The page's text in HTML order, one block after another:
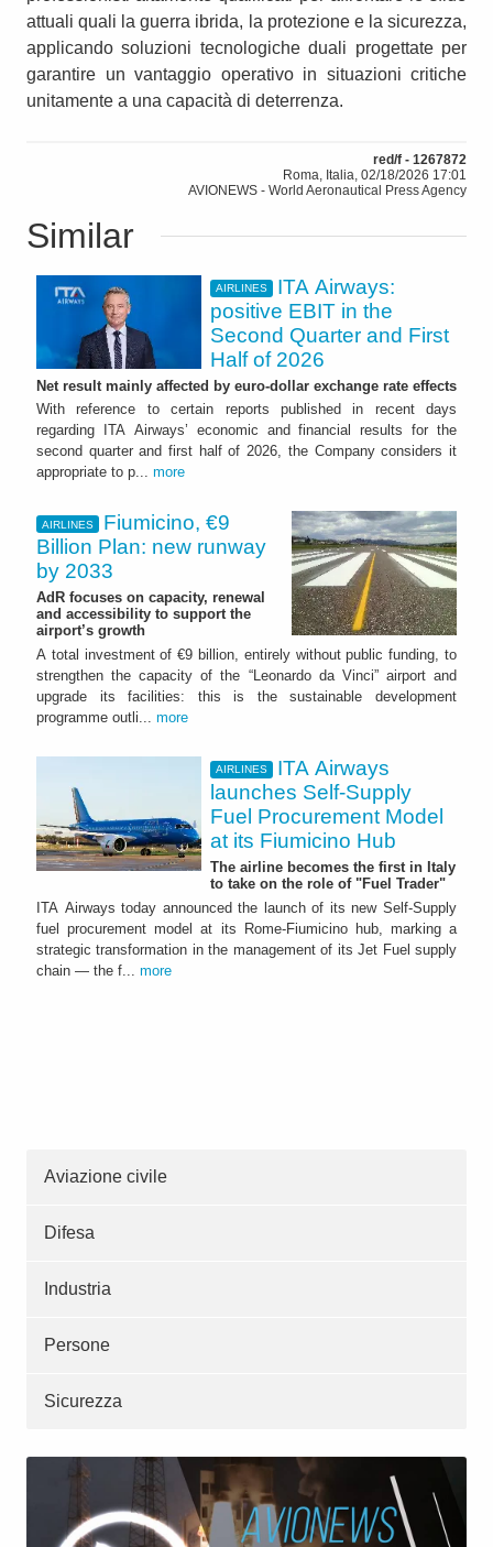
attuali quali la guerra ibrida, la protezione e la sicurezza,
applicando soluzioni tecnologiche duali progettate per
garantire un vantaggio operativo in situazioni critiche
unitamente a una capacità di deterrenza.
red/f - 1267872
Roma, Italia, 02/18/2026 17:01
AVIONEWS - World Aeronautical Press Agency
Similar
AIRLINES
ITA Airways:
positive EBIT in the
Second Quarter and First
Half of 2026
Net result mainly affected by euro-dollar exchange rate effects
With reference to certain reports published in recent days
regarding ITA Airways’ economic and financial results for the
second quarter and first half of 2026, the Company considers it
appropriate to p... more
AIRLINES
Fiumicino, €9
Billion Plan: new runway
by 2033
AdR focuses on capacity, renewal
and accessibility to support the
airport’s growth
A total investment of €9 billion, entirely without public funding, to
strengthen the capacity of the “Leonardo da Vinci” airport and
upgrade its facilities: this is the sustainable development
programme outli... more
AIRLINES
ITA Airways
launches Self-Supply
Fuel Procurement Model
at its Fiumicino Hub
The airline becomes the first in Italy
to take on the role of "Fuel Trader"
ITA Airways today announced the launch of its new Self-Supply
fuel procurement model at its Rome-Fiumicino hub, marking a
strategic transformation in the management of its Jet Fuel supply
chain — the f... more
Aviazione civile
Difesa
Industria
Persone
Sicurezza